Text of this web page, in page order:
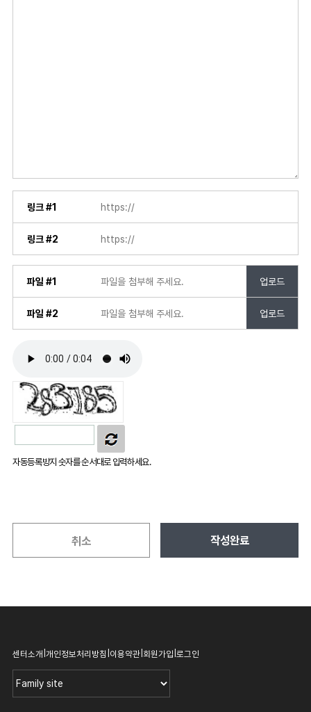
링크 #1
링크 #2
파일 #1 업로드
파일 #2 업로드
자동등록방지 숫자를 순서대로 입력하세요.
취소 작성완료
센터소개 개인정보처리방침 이용약관| 회원가입 로그인